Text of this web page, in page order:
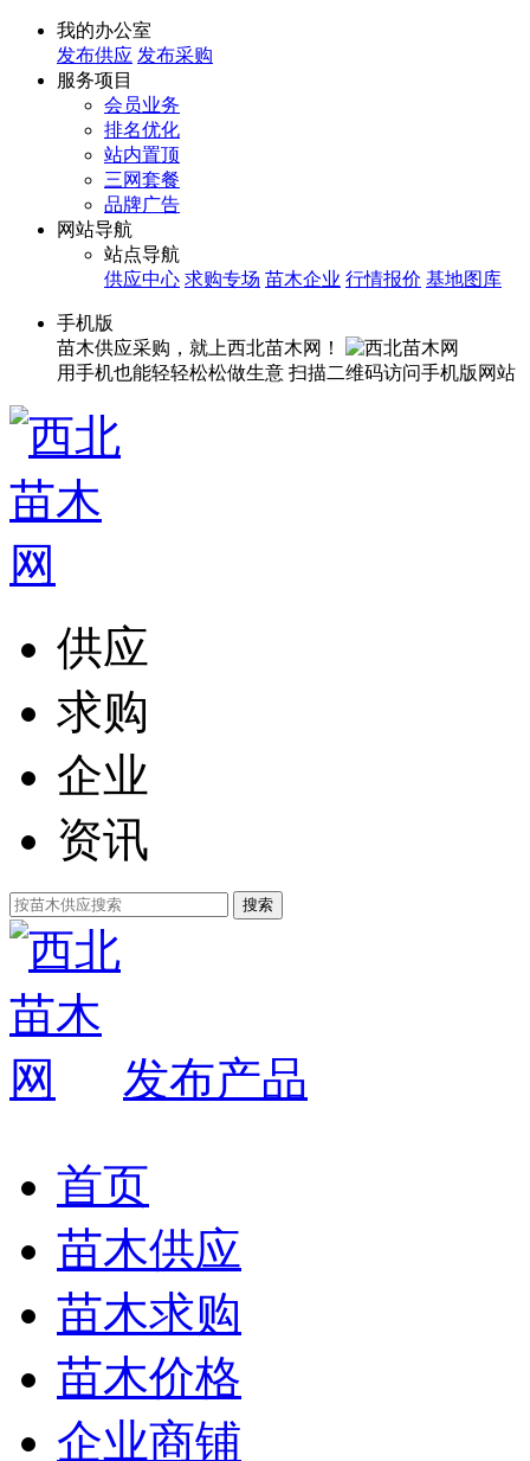
我的办公室
发布供应 发布采购
服务项目
会员业务
排名优化
站内置顶
三网套餐
品牌广告
网站导航
站点导航
供应中心 求购专场 苗木企业 行情报价 基地图库
手机版
苗木供应采购，就上西北苗木网！
用手机也能轻轻松松做生意 扫描二维码访问手机版网站
供应
求购
企业
资讯
发布产品
首页
苗木供应
苗木求购
苗木价格
企业商铺